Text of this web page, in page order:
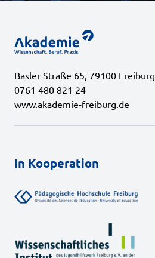
Basler Straße 65, 79100 Freiburg
0761 480 821 24
www.akademie-freiburg.de
In Kooperation